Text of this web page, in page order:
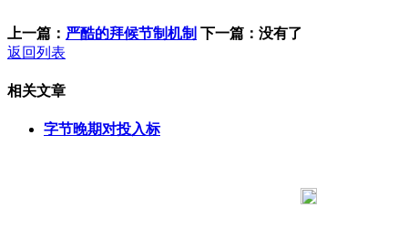
上一篇： 严酷的拜候节制机制 下一篇：没有了
返回列表
相关文章
字节晚期对投入标